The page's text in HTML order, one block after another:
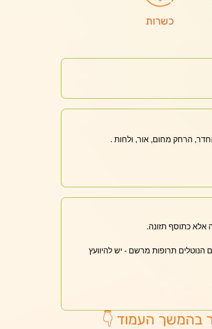
כשרות
הרחק מחום, אור, ולחות .
אלא כתוסף תזונה.
הנוטלים תרופות מרשם - יש להיוועץ
בהמשך העמוד 👇